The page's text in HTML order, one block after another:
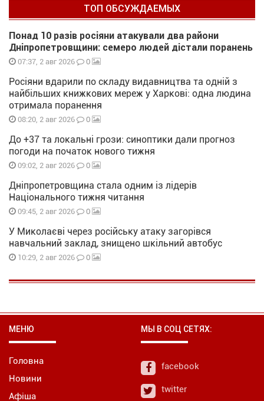
ТОП ОБСУЖДАЕМЫХ
Понад 10 разів росіяни атакували два райони
Дніпропетровщини: семеро людей дістали поранень
07:37, 2 авг 2026 0
Росіяни вдарили по складу видавництва та одній з
найбільших книжкових мереж у Харкові: одна людина
отримала поранення
08:20, 2 авг 2026 0
До +37 та локальні грози: синоптики дали прогноз
погоди на початок нового тижня
09:02, 2 авг 2026 0
Дніпропетровщина стала одним із лідерів
Національного тижня читання
09:45, 2 авг 2026 0
У Миколаєві через російську атаку загорівся
навчальний заклад, знищено шкільний автобус
10:29, 2 авг 2026 0
МЕНЮ
Головна
Новини
Афіша
МЫ В СОЦ СЕТЯХ:
facebook
twitter